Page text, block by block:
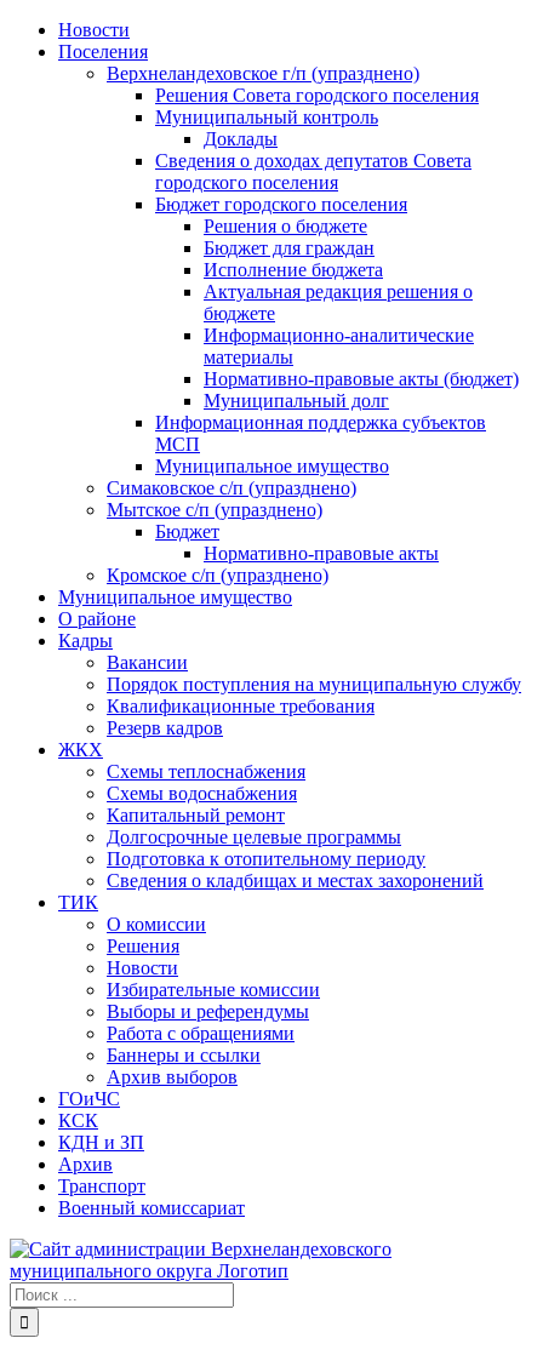
Skip
Новости
Поселения
Верхнеландеховское г/п (упразднено)
Решения Совета городского поселения
Муниципальный контроль
Доклады
Сведения о доходах депутатов Совета
городского поселения
Бюджет городского поселения
Решения о бюджете
Бюджет для граждан
Исполнение бюджета
Актуальная редакция решения о
бюджете
Информационно-аналитические
материалы
Нормативно-правовые акты (бюджет)
Муниципальный долг
Информационная поддержка субъектов
МСП
Муниципальное имущество
Симаковское с/п (упразднено)
Мытское с/п (упразднено)
Бюджет
Нормативно-правовые акты
Кромское с/п (упразднено)
Муниципальное имущество
О районе
Кадры
Вакансии
Порядок поступления на муниципальную службу
Квалификационные требования
Резерв кадров
ЖКХ
Схемы теплоснабжения
Схемы водоснабжения
Капитальный ремонт
Долгосрочные целевые программы
Подготовка к отопительному периоду
Сведения о кладбищах и местах захоронений
ТИК
О комиссии
Решения
Новости
Избирательные комиссии
Выборы и референдумы
Работа с обращениями
Баннеры и ссылки
Архив выборов
ГОиЧС
КСК
КДН и ЗП
Архив
Транспорт
Военный комиссариат
Результат
поиска: